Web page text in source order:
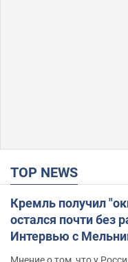
TOP NEWS
Кремль получил
остался почти без
Интервью с